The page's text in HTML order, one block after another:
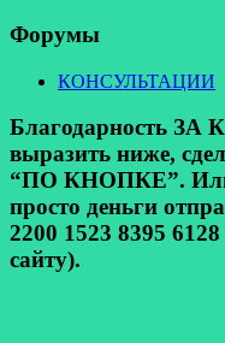
Форумы
КОНСУЛЬТАЦИИ
Благодарность
выразить ниже,
“ПО КНОПКЕ”. Или
просто деньги
2200 1523 8395
сайту).